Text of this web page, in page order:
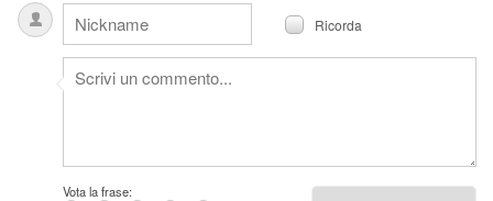
Ricorda
Vota la frase: